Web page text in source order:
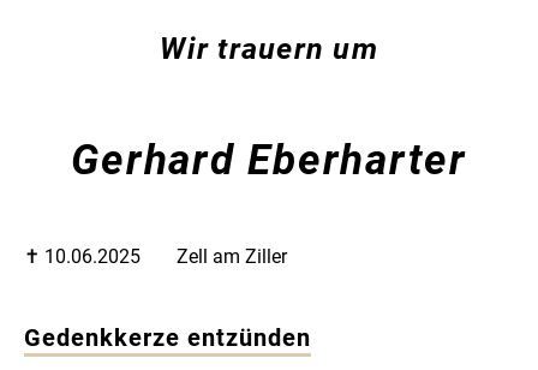
Wir trauern um
Gerhard Eberharter
✝︎ 10.06.2025 Zell am Ziller
Gedenkkerze entzünden